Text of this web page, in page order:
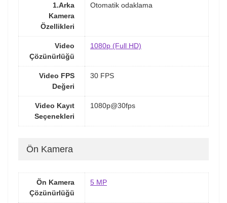
1.Arka
Kamera
Özellikleri
Otomatik odaklama
Video
Çözünürlüğü
1080p (Full HD)
Video FPS
Değeri
30 FPS
Video Kayıt
Seçenekleri
1080p@30fps
Ön Kamera
Ön Kamera
Çözünürlüğü
5 MP